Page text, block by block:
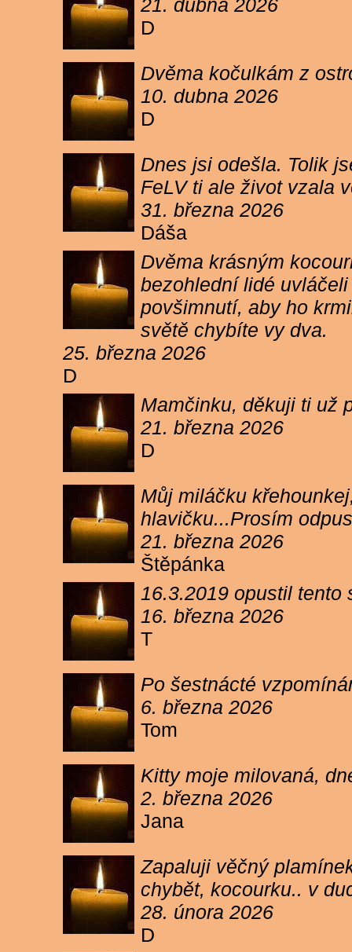
21. dubna 2026
D
Dvěma kočulkám z
10. dubna 2026
D
Dnes jsi odešla. Tolik
FeLV ti ale život vzala
31. března 2026
Dáša
Dvěma krásným
bezohlední lidé
povšimnutí, aby ho
světě chybíte vy dva.
25. března 2026
D
Mamčinku, děkuji ti už
21. března 2026
D
Můj miláčku
hlavičku...Prosím
21. března 2026
Štěpánka
16.3.2019 opustil
16. března 2026
T
Po šestnácté
6. března 2026
Tom
Kitty moje milovaná,
2. března 2026
Jana
Zapaluji věčný
chybět, kocourku.. v
28. února 2026
D